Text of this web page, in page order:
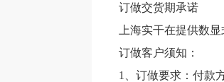
订做交货期承诺
上海实干在提供数显
订做客户须知：
1、订做要求：付款